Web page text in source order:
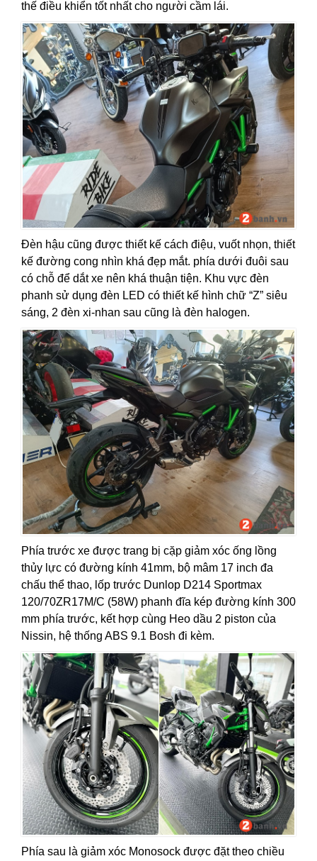
thế điều khiển tốt nhất cho người cầm lái.
Đèn hậu cũng được thiết kế cách điệu, vuốt nhọn, thiết
kế đường cong nhìn khá đẹp mắt. phía dưới đuôi sau
có chỗ để dắt xe nên khá thuận tiện. Khu vực đèn
phanh sử dụng đèn LED có thiết kế hình chữ “Z” siêu
sáng, 2 đèn xi-nhan sau cũng là đèn halogen.
Phía trước xe được trang bị cặp giảm xóc ống lồng
thủy lực có đường kính 41mm, bộ mâm 17 inch đa
chấu thể thao, lốp trước Dunlop D214 Sportmax
120/70ZR17M/C (58W) phanh đĩa kép đường kính 300
mm phía trước, kết hợp cùng Heo dầu 2 piston của
Nissin, hệ thống ABS 9.1 Bosh đi kèm.
Phía sau là giảm xóc Monosock được đặt theo chiều